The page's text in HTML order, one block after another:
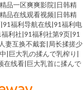
品一区爽爽影院|日韩精
品在线观看视频|日韩精
福利导航在线|91福利电
利社|91福利社第9页|91
妻互换不戴套|局长揉搓少
|巨大乳の揉んで乳榨り|
在线看|巨大乳首に揉んで